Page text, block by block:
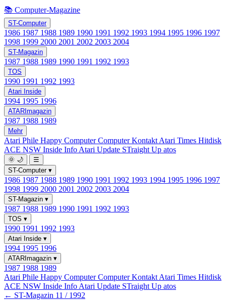
📚 Computer-Magazine
ST-Computer
1986 1987 1988 1989 1990 1991 1992 1993 1994 1995 1996 1997
1998 1999 2000 2001 2002 2003 2004
ST-Magazin
1987 1988 1989 1990 1991 1992 1993
TOS
1990 1991 1992 1993
Atari Inside
1994 1995 1996
ATARImagazin
1987 1988 1989
Mehr
Atari Phile Happy ComputerComputer Kontakt Atari Times Hitdisk
ACE NSW Inside Info Atari Update STraight Up atos
🌞 🌙
☰
ST-Computer ▾
1986 1987 1988 1989 1990 1991 1992 1993 1994 1995 1996 1997
1998 1999 2000 2001 2002 2003 2004
ST-Magazin ▾
1987 1988 1989 1990 1991 1992 1993
TOS ▾
1990 1991 1992 1993
Atari Inside ▾
1994 1995 1996
ATARImagazin ▾
1987 1988 1989
Atari Phile Happy ComputerComputer Kontakt Atari Times Hitdisk
ACE NSW Inside Info Atari Update STraight Up atos
← ST-Magazin 11 / 1992